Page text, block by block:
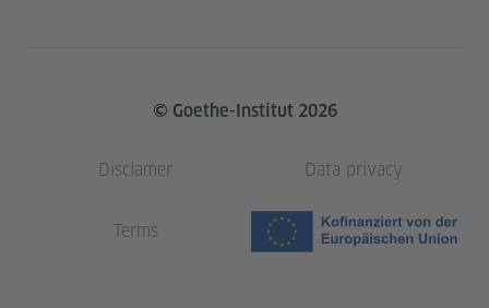
© Goethe-Institut 2026
Disclamer Data privacy
Terms